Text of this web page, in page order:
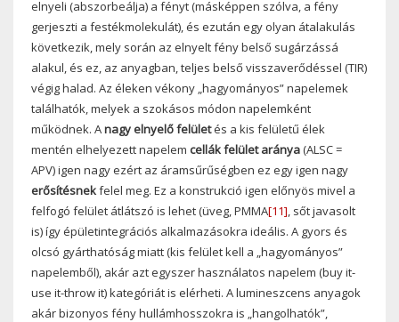
elnyeli (abszorbeálja) a fényt (másképpen szólva, a fény
gerjeszti a festékmolekulát), és ezután egy olyan átalakulás
következik, mely során az elnyelt fény belső sugárzássá
alakul, és ez, az anyagban, teljes belső visszaverődéssel (TIR)
végig halad. Az éleken vékony „hagyományos” napelemek
találhatók, melyek a szokásos módon napelemként
működnek. Anagy elnyelő felületés a kis felületű élek
mentén elhelyezett napelem cellák felület aránya(ALSC =
APV) igen nagy ezért az áramsűrűségben ez egy igen nagy
erősítésnekfelel meg. Ez a konstrukció igen előnyös mivel a
felfogó felület átlátszó is lehet (üveg, PMMA[11] , sőt javasolt
is) így épületintegrációs alkalmazásokra ideális. A gyors és
olcsó gyárthatóság miatt (kis felület kell a „hagyományos”
napelemből), akár azt egyszer használatos napelem (buy it-
use it-throw it) kategóriát is elérheti. A lumineszcens anyagok
akár bizonyos fény hullámhosszokra is „hangolhatók”,